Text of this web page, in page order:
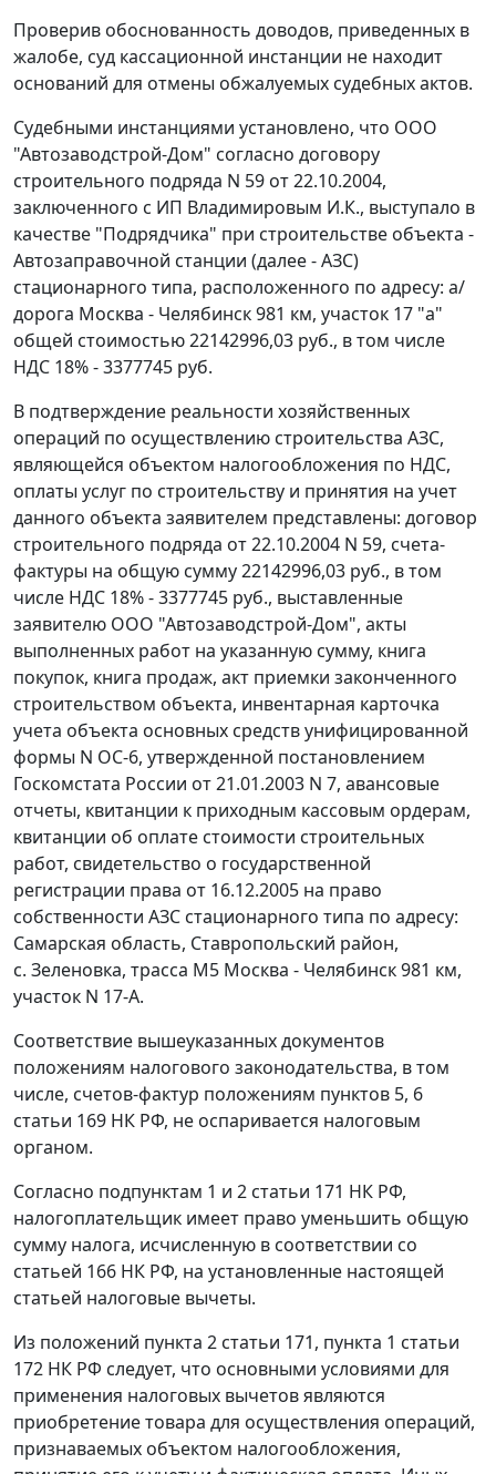
Проверив обоснованность доводов, приведенных в
жалобе, суд кассационной инстанции не находит
оснований для отмены обжалуемых судебных актов.
Судебными инстанциями установлено, что ООО
"Автозаводстрой-Дом" согласно договору
строительного подряда N 59 от 22.10.2004,
заключенного с ИП Владимировым И.К., выступало в
качестве "Подрядчика" при строительстве объекта -
Автозаправочной станции (далее - АЗС)
стационарного типа, расположенного по адресу: а/
дорога Москва - Челябинск 981 км, участок 17 "а"
общей стоимостью 22142996,03 руб., в том числе
НДС 18% - 3377745 руб.
В подтверждение реальности хозяйственных
операций по осуществлению строительства АЗС,
являющейся объектом налогообложения по НДС,
оплаты услуг по строительству и принятия на учет
данного объекта заявителем представлены: договор
строительного подряда от 22.10.2004 N 59, счета-
фактуры на общую сумму 22142996,03 руб., в том
числе НДС 18% - 3377745 руб., выставленные
заявителю ООО "Автозаводстрой-Дом", акты
выполненных работ на указанную сумму, книга
покупок, книга продаж, акт приемки законченного
строительством объекта, инвентарная карточка
учета объекта основных средств унифицированной
формы N ОС-6, утвержденной постановлением
Госкомстата России от 21.01.2003 N 7, авансовые
отчеты, квитанции к приходным кассовым ордерам,
квитанции об оплате стоимости строительных
работ, свидетельство о государственной
регистрации права от 16.12.2005 на право
собственности АЗС стационарного типа по адресу:
Самарская область, Ставропольский район,
с. Зеленовка, трасса М5 Москва - Челябинск 981 км,
участок N 17-А.
Соответствие вышеуказанных документов
положениям налогового законодательства, в том
числе, счетов-фактур положениям пунктов 5, 6
статьи 169 НК РФ, не оспаривается налоговым
органом.
Согласно подпунктам 1 и 2 статьи 171 НК РФ,
налогоплательщик имеет право уменьшить общую
сумму налога, исчисленную в соответствии со
статьей 166 НК РФ, на установленные настоящей
статьей налоговые вычеты.
Из положений пункта 2 статьи 171, пункта 1 статьи
172 НК РФ следует, что основными условиями для
применения налоговых вычетов являются
приобретение товара для осуществления операций,
признаваемых объектом налогообложения,